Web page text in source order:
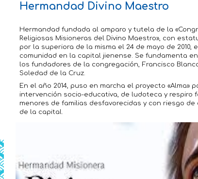
Hermandad Divino Maestro
Hermandad fundada al amparo y tutela de la
Religiosas Misioneras del Divino Maestro», con
por la superiora de la misma el 24 de mayo de 2010,
comunidad en la capital jienense. Se fundamenta
los fundadores de la congregación, Francisco
Soledad de la Cruz.
En el año 2014, puso en marcha el proyecto «Alma»
intervención socio-educativa, de ludoteca y respiro
menores de familias desfavorecidas y con riesgo de
de la capital.